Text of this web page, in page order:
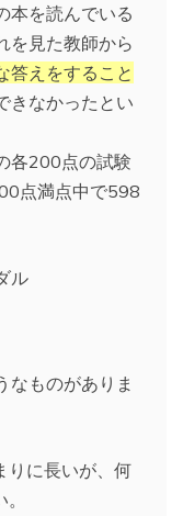
本を読んでいる
を見た教師から
答えをすること
きなかったとい
各200点の試験
点満点中で598
なものがありま
りに長いが、何